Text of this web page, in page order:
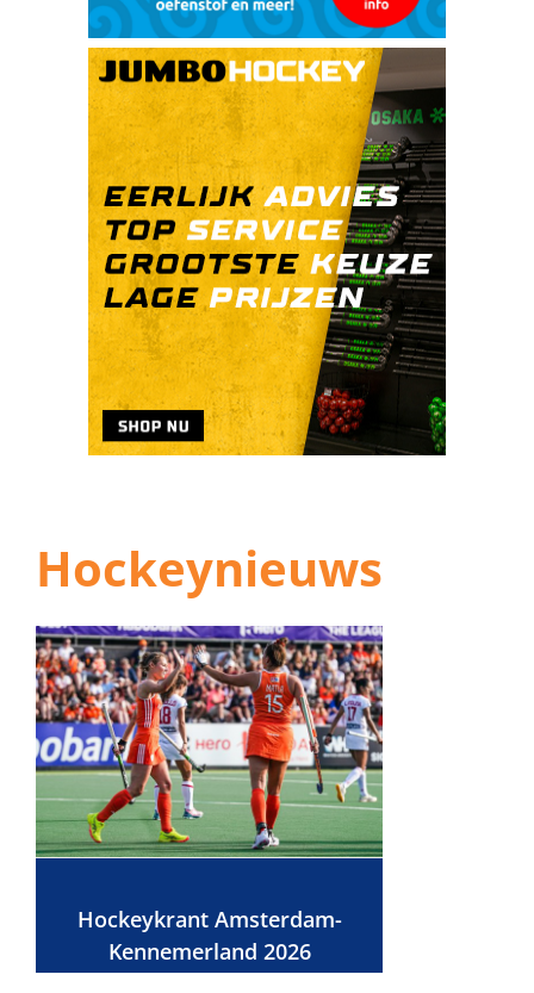
Hockeynieuws
Hockeykrant Amsterdam-
Kennemerland 2026